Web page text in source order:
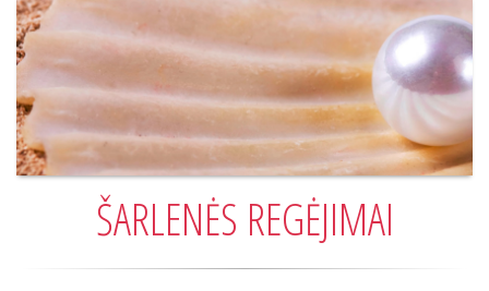
ŠARLENĖS REGĖJIMAI